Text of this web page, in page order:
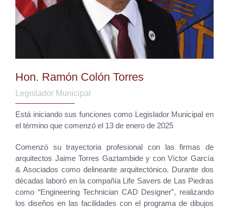
Hon. Ramón Colón Torres
Legislador Municipal
Está iniciando sus funciones como Legislador Municipal en
el término que comenzó el 13 de enero de 2025
Comenzó su trayectoria profesional con las firmas de
arquitectos Jaime Torres Gaztambide y con Víctor García
& Asociados como delineante arquitectónico. Durante dos
décadas laboró en la compañía Life Savers de Las Piedras
como “Engineering Technician CAD Designer”, realizando
los diseños en las facilidades con el programa de dibujos